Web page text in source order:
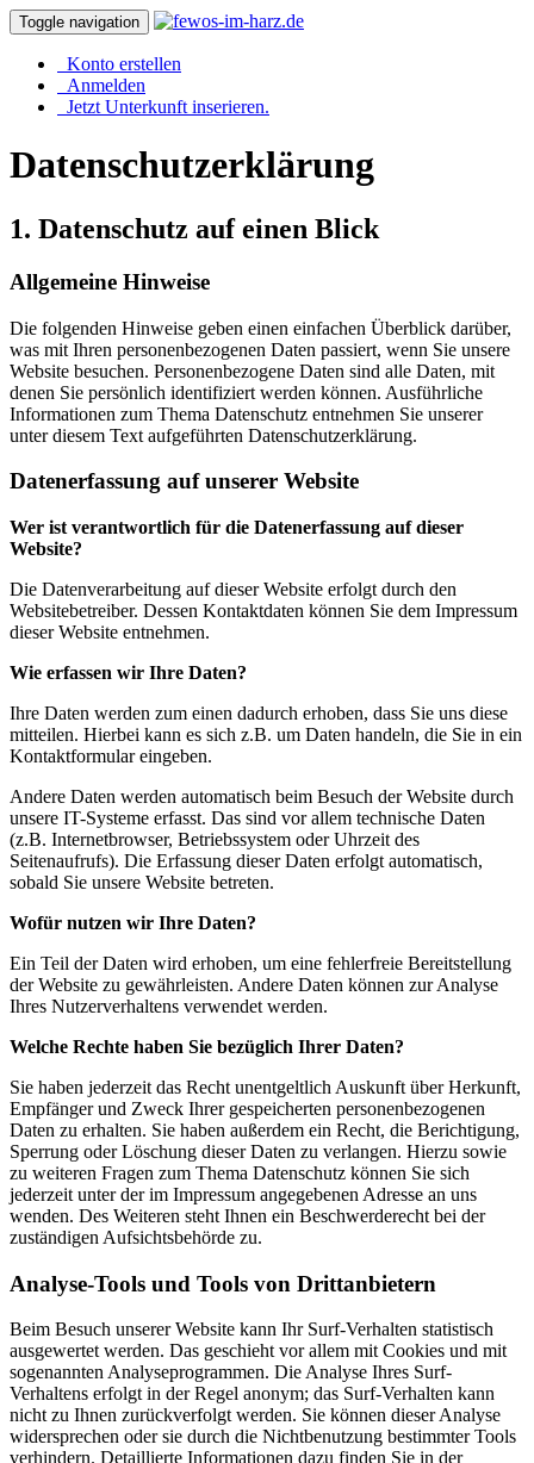
Toggle navigation
Konto erstellen
Anmelden
Jetzt Unterkunft inserieren.
Datenschutzerklärung
1. Datenschutz auf einen Blick
Allgemeine Hinweise
Die folgenden Hinweise geben einen einfachen Überblick darüber,
was mit Ihren personenbezogenen Daten passiert, wenn Sie unsere
Website besuchen. Personenbezogene Daten sind alle Daten, mit
denen Sie persönlich identifiziert werden können. Ausführliche
Informationen zum Thema Datenschutz entnehmen Sie unserer
unter diesem Text aufgeführten Datenschutzerklärung.
Datenerfassung auf unserer Website
Wer ist verantwortlich für die Datenerfassung auf dieser
Website?
Die Datenverarbeitung auf dieser Website erfolgt durch den
Websitebetreiber. Dessen Kontaktdaten können Sie dem Impressum
dieser Website entnehmen.
Wie erfassen wir Ihre Daten?
Ihre Daten werden zum einen dadurch erhoben, dass Sie uns diese
mitteilen. Hierbei kann es sich z.B. um Daten handeln, die Sie in ein
Kontaktformular eingeben.
Andere Daten werden automatisch beim Besuch der Website durch
unsere IT-Systeme erfasst. Das sind vor allem technische Daten
(z.B. Internetbrowser, Betriebssystem oder Uhrzeit des
Seitenaufrufs). Die Erfassung dieser Daten erfolgt automatisch,
sobald Sie unsere Website betreten.
Wofür nutzen wir Ihre Daten?
Ein Teil der Daten wird erhoben, um eine fehlerfreie Bereitstellung
der Website zu gewährleisten. Andere Daten können zur Analyse
Ihres Nutzerverhaltens verwendet werden.
Welche Rechte haben Sie bezüglich Ihrer Daten?
Sie haben jederzeit das Recht unentgeltlich Auskunft über Herkunft,
Empfänger und Zweck Ihrer gespeicherten personenbezogenen
Daten zu erhalten. Sie haben außerdem ein Recht, die Berichtigung,
Sperrung oder Löschung dieser Daten zu verlangen. Hierzu sowie
zu weiteren Fragen zum Thema Datenschutz können Sie sich
jederzeit unter der im Impressum angegebenen Adresse an uns
wenden. Des Weiteren steht Ihnen ein Beschwerderecht bei der
zuständigen Aufsichtsbehörde zu.
Analyse-Tools und Tools von Drittanbietern
Beim Besuch unserer Website kann Ihr Surf-Verhalten statistisch
ausgewertet werden. Das geschieht vor allem mit Cookies und mit
sogenannten Analyseprogrammen. Die Analyse Ihres Surf-
Verhaltens erfolgt in der Regel anonym; das Surf-Verhalten kann
nicht zu Ihnen zurückverfolgt werden. Sie können dieser Analyse
widersprechen oder sie durch die Nichtbenutzung bestimmter Tools
verhindern. Detaillierte Informationen dazu finden Sie in der